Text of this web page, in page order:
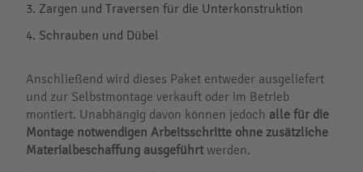
Zargen und Traversen für die Unterkonstruktion
Schrauben und Dübel
Anschließend wird dieses Paket entweder ausgeliefert
und zur Selbstmontage verkauft oder im Betrieb
montiert. Unabhängig davon können jedoch alle für die
Montage notwendigen Arbeitsschritte ohne zusätzliche
Materialbeschaffung ausgeführtwerden.